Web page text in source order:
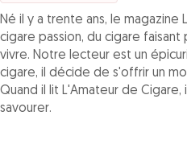
Né il y a trente ans, le
cigare passion, du cigare
vivre. Notre lecteur est un
cigare, il décide de s'offrir un
Quand il lit L'Amateur de
savourer.